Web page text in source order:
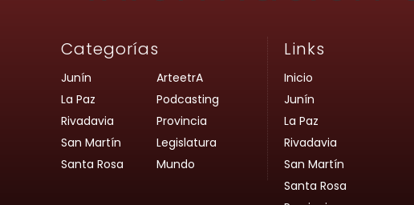
Categorías
Junín
La Paz
Rivadavia
San Martín
Santa Rosa
ArteetrA
Podcasting
Provincia
Legislatura
Mundo
Links
Inicio
Junín
La Paz
Rivadavia
San Martín
Santa Rosa